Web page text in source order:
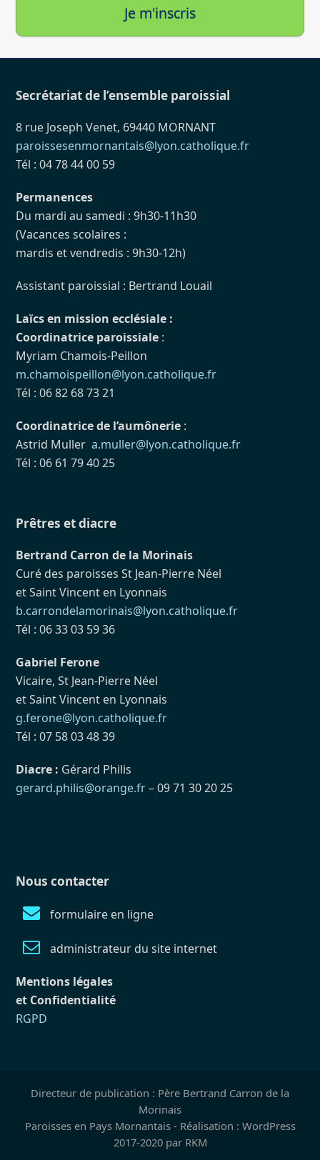
Je m'inscris
Secrétariat de l’ensemble paroissial
8 rue Joseph Venet, 69440 MORNANT
paroissesenmornantais@lyon.catholique.fr
Tél : 04 78 44 00 59
Permanences
Du mardi au samedi : 9h30-11h30
(Vacances scolaires :
mardis et vendredis : 9h30-12h)
Assistant paroissial : Bertrand Louail
Laïcs en mission ecclésiale :
Coordinatrice paroissiale :
Myriam Chamois-Peillon
m.chamoispeillon@lyon.catholique.fr
Tél : 06 82 68 73 21
Coordinatrice de l’aumônerie :
Astrid Mullera.muller@lyon.catholique.fr
Tél : 06 61 79 40 25
Prêtres et diacre
Bertrand Carron de la Morinais
Curé des paroisses St Jean-Pierre Néel
et Saint Vincent en Lyonnais
b.carrondelamorinais@lyon.catholique.fr
Tél : 06 33 03 59 36
Gabriel Ferone
Vicaire, St Jean-Pierre Néel
et Saint Vincent en Lyonnais
g.ferone@lyon.catholique.fr
Tél : 07 58 03 48 39
Diacre : Gérard Philis
gerard.philis@orange.fr– 09 71 30 20 25
Nous contacter
formulaire en ligne
administrateur du site internet
Mentions légales
et Confidentialité
RGPD
Directeur de publication : Père Bertrand Carron de la
Morinais
Paroisses en Pays Mornantais - Réalisation : WordPress
2017-2020 par RKM